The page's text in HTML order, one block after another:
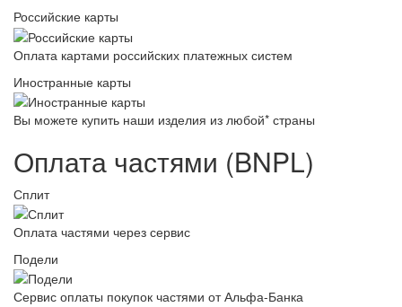
Российские карты
Оплата картами российских платежных систем
Иностранные карты
Вы можете купить наши изделия из любой* страны
Оплата частями (BNPL)
Сплит
Оплата частями через сервис
Подели
Сервис оплаты покупок частями от Альфа-Банка